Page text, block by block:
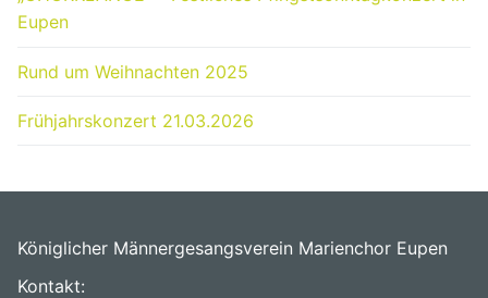
Eupen
Rund um Weihnachten 2025
Frühjahrskonzert 21.03.2026
Königlicher Männergesangsverein Marienchor Eupen
Kontakt: